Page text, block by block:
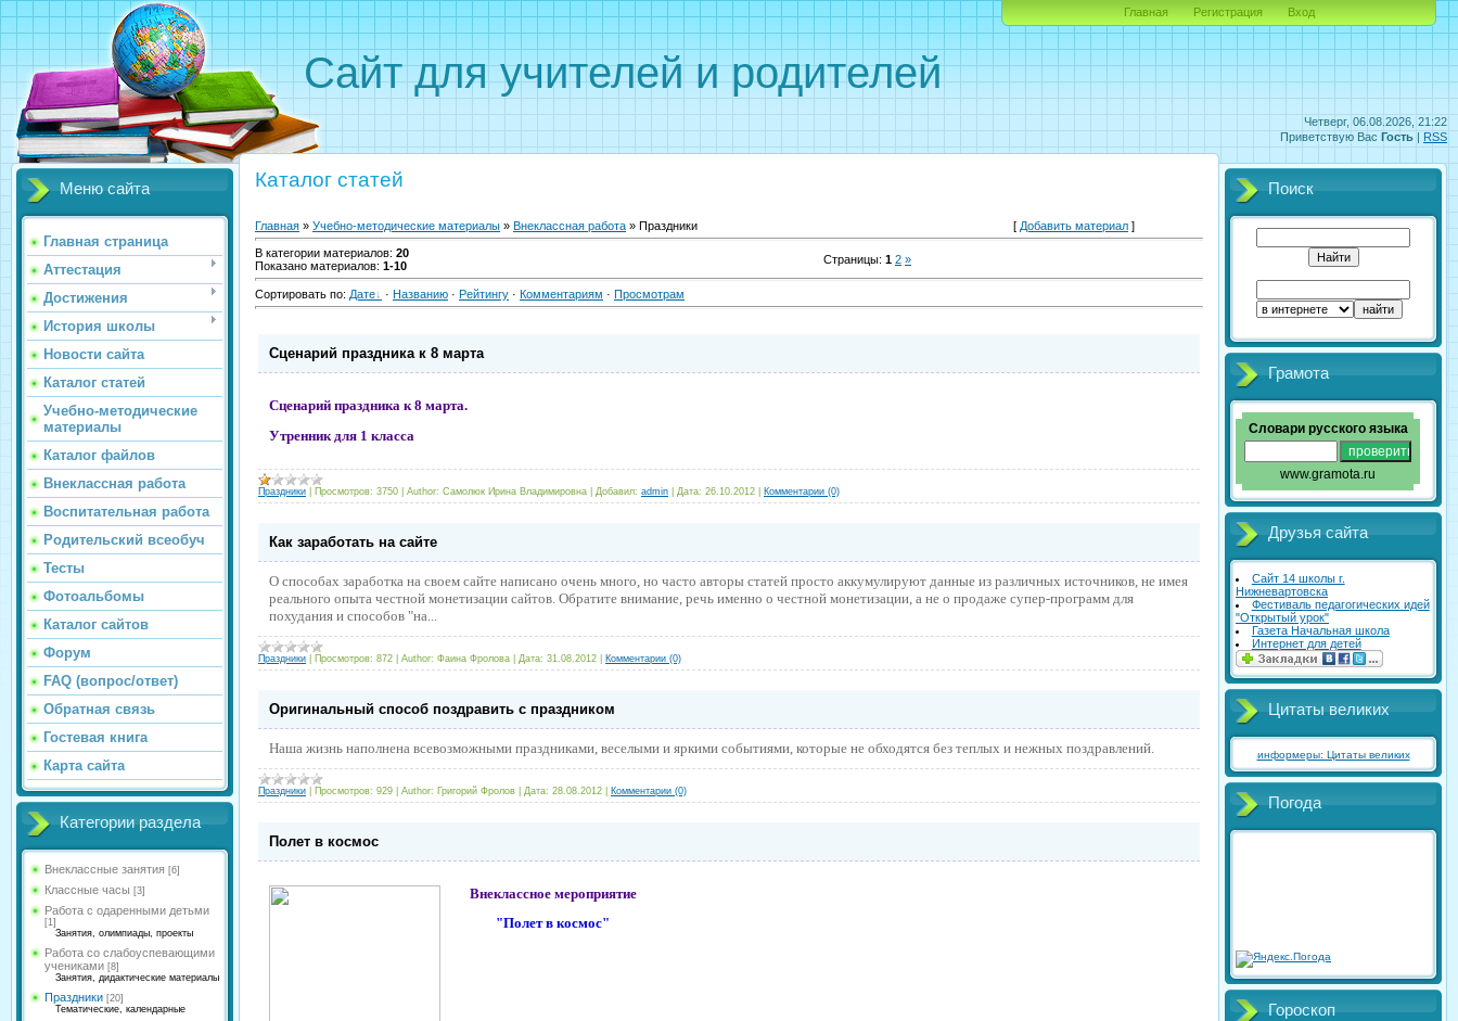
Четверг, 06.08.2026, 21:22
Приветствую Вас Гость | RSS
Сайт для учителей и родителей
Главная Регистрация Вход
Меню сайта
Главная страница
Аттестация
Достижения
История школы
Новости сайта
Каталог статей
Учебно-методические
материалы
Каталог файлов
Внеклассная работа
Воспитательная работа
Родительский всеобуч
Тесты
Фотоальбомы
Каталог сайтов
Форум
FAQ (вопрос/ответ)
Обратная связь
Гостевая книга
Карта сайта
Категории раздела
Внеклассные занятия [6]
Классные часы [3]
Работа с одаренными детьми
[1]
Занятия, олимпиады, проекты
Работа со слабоуспевающими
учениками [8]
Занятия, дидактические материалы
Праздники [20]
Тематические, календарные
Каталог статей
Главная » Учебно-методические материалы » Внеклассная работа » Праздники [ Добавить материал ]
В категории материалов: 20
Показано материалов: 1-10 Страницы: 1 2 »
Сортировать по: Дате · Названию · Рейтингу · Комментариям · Просмотрам
Сценарий праздника к 8 марта
Сценарий праздника к 8 марта.
Утренник для 1 класса
Праздники Просмотров: 3750 Author: Самолюк Ирина Владимировна Добавил: admin Дата: 26.10.2012 Комментарии (0)
Как заработать на сайте
О способах заработка на своем сайте написано очень много, но часто авторы статей просто аккумулируют данные из различных источников, не имея
реального опыта честной монетизации сайтов. Обратите внимание, речь именно о честной монетизации, а не о продаже супер-программ для
похудания и способов "на...
Праздники Просмотров: 872 Author: Фаина Фролова Дата: 31.08.2012 Комментарии (0)
Оригинальный способ поздравить с праздником
Наша жизнь наполнена всевозможными праздниками, веселыми и яркими событиями, которые не обходятся без теплых и нежных поздравлений.
Праздники Просмотров: 929 Author: Григорий Фролов Дата: 28.08.2012 Комментарии (0)
Полет в космос
Внеклассное мероприятие
"Полет в космос"
Поиск
Грамота
Словари русского языка
www.gramota.ru
Друзья сайта
Сайт 14 школы г.
Нижневартовска
Фестиваль педагогических идей
"Открытый урок"
Газета Начальная школа
Интернет для детей
Цитаты великих
информеры: Цитаты великих
Погода
Гороскоп